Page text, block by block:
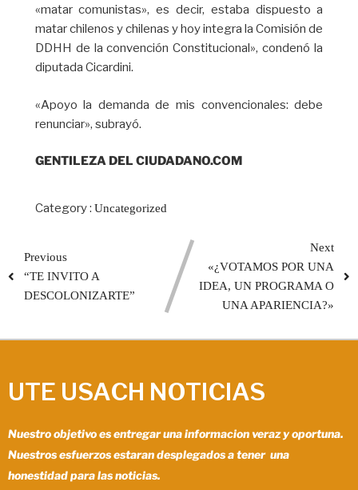
«matar comunistas», es decir, estaba dispuesto a
matar chilenos y chilenas y hoy integra la Comisión de
DDHH de la convención Constitucional», condenó la
diputada Cicardini.
«Apoyo la demanda de mis convencionales: debe
renunciar», subrayó.
GENTILEZA DEL CIUDADANO.COM
Category : Uncategorized
Previous
“TE INVITO A
DESCOLONIZARTE”
Next
«¿VOTAMOS POR UNA
IDEA, UN PROGRAMA O
UNA APARIENCIA?»
UTE USACH NOTICIAS
Nuestro objetivo es entregar una informacion veraz y oportuna.
Nuestros esfuerzos estaran desplegados a tener una
honestidad para las noticias.